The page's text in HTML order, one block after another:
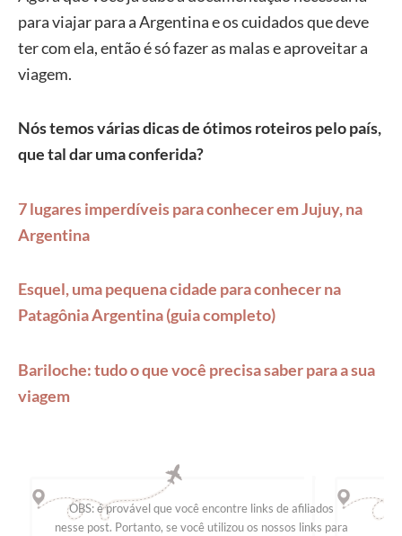
para viajar para a Argentina e os cuidados que deve
ter com ela, então é só fazer as malas e aproveitar a
viagem.
Nós temos várias dicas de ótimos roteiros pelo país,
que tal dar uma conferida?
7 lugares imperdíveis para conhecer em Jujuy, na
Argentina
Esquel, uma pequena cidade para conhecer na
Patagônia Argentina (guia completo)
Bariloche: tudo o que você precisa saber para a sua
viagem
OBS: é provável que você encontre links de afiliados
nesse post. Portanto, se você utilizou os nossos links para